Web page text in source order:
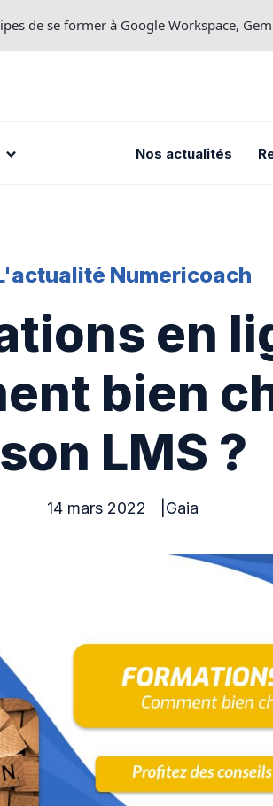
Nos actualités
Numericoach
en
bien
son LMS ?
14 mars 2022 Gaia
de se former à Google Workspace,